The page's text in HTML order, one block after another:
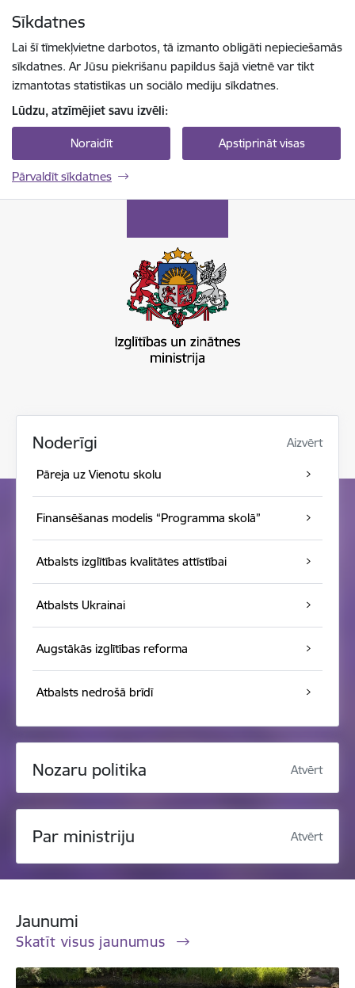
Sīkdatnes
Lai šī tīmekļvietne darbotos, tā izmanto obligāti nepieciešamās
sīkdatnes. Ar Jūsu piekrišanu papildus šajā vietnē var tikt
izmantotas statistikas un sociālo mediju sīkdatnes.
Lūdzu, atzīmējiet savu izvēli:
Noraidīt Apstiprināt visas
Pārvaldīt sīkdatnes
Noderīgi Aizvērt
Pāreja uz Vienotu skolu
Finansēšanas modelis “Programma skolā”
Atbalsts izglītības kvalitātes attīstībai
Atbalsts Ukrainai
Augstākās izglītības reforma
Atbalsts nedrošā brīdī
Nozaru politika Atvērt
Par ministriju Atvērt
Jaunumi
Skatīt visus jaunumus